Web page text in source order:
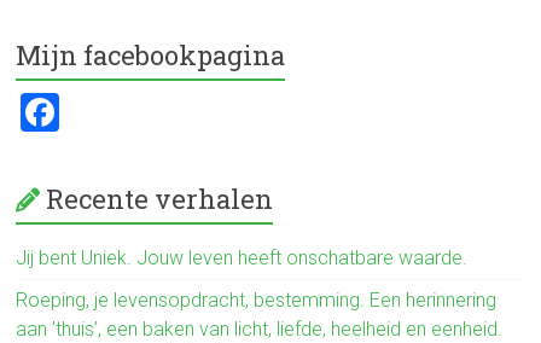
b
er
Mijn facebookpagina
ce
b
o
ok
Recente verhalen
Jij bent Uniek. Jouw leven heeft onschatbare waarde.
Roeping, je levensopdracht, bestemming. Een herinnering
aan ’thuis’, een baken van licht, liefde, heelheid en eenheid.